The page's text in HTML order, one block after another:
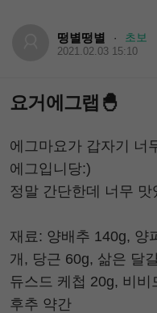
떵별떵별 · 초보
2021.02.03 15:10
요거에그랩🐣
에그마요가 갑자기 너
에그입니당:)
정말 간단한데 너무 맛
재료: 양배추 140g, 양
개, 당근 60g, 삶은 달
듀스드 케첩 20g, 비
후추 약간